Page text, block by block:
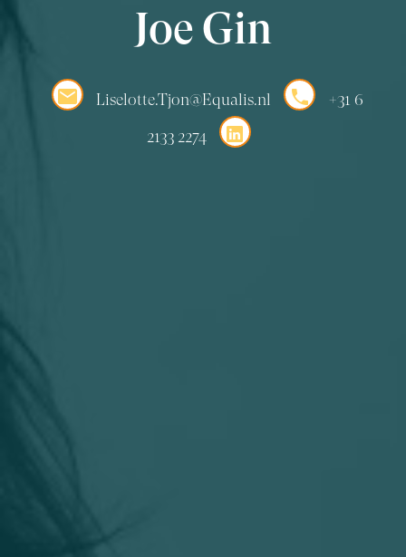
Joe Gin
Liselotte.Tjon@Equalis.nl
+31 6
2133 2274